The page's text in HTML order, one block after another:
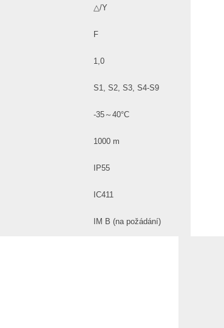
△/Y
F
1,0
S1, S2, S3, S4-S9
-35～40°C
1000 m
IP55
IC411
IM B (na požádání)